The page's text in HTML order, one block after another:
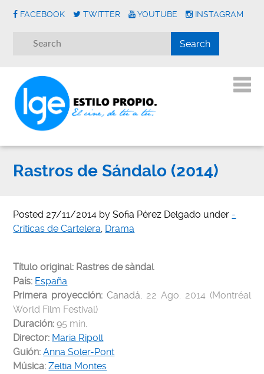
FACEBOOK TWITTER YOUTUBE INSTAGRAM
Rastros de Sándalo (2014)
Posted27/11/2014 bySofia Pérez Delgado under -
Críticas de Cartelera, Drama
Título original: Rastres de sàndal
País: España
Primera proyección:Canadá, 22 Ago. 2014 (Montréal
World Film Festival)
Duración:95 min.
Director: Maria Ripoll
Guión: Anna Soler-Pont
Música:Zeltia Montes